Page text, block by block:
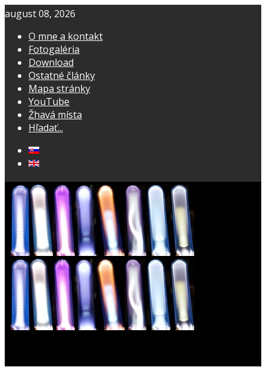
august 08, 2026
O mne a kontakt
Fotogaléria
Download
Ostatné články
Mapa stránky
YouTube
Žhavá místa
Hľadať...